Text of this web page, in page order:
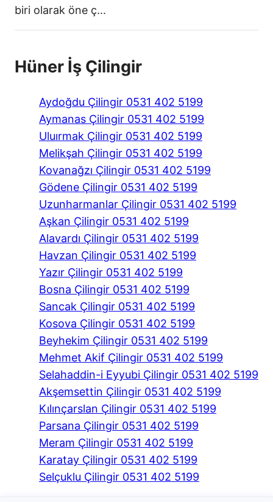
biri olarak öne ç...
Hüner İş Çilingir
Aydoğdu Çilingir 0531 402 5199
Aymanas Çilingir 0531 402 5199
Uluırmak Çilingir 0531 402 5199
Melikşah Çilingir 0531 402 5199
Kovanağzı Çilingir 0531 402 5199
Gödene Çilingir 0531 402 5199
Uzunharmanlar Çilingir 0531 402 5199
Aşkan Çilingir 0531 402 5199
Alavardı Çilingir 0531 402 5199
Havzan Çilingir 0531 402 5199
Yazır Çilingir 0531 402 5199
Bosna Çilingir 0531 402 5199
Sancak Çilingir 0531 402 5199
Kosova Çilingir 0531 402 5199
Beyhekim Çilingir 0531 402 5199
Mehmet Akif Çilingir 0531 402 5199
Selahaddin-i Eyyubi Çilingir 0531 402 5199
Akşemsettin Çilingir 0531 402 5199
Kılınçarslan Çilingir 0531 402 5199
Parsana Çilingir 0531 402 5199
Meram Çilingir 0531 402 5199
Karatay Çilingir 0531 402 5199
Selçuklu Çilingir 0531 402 5199